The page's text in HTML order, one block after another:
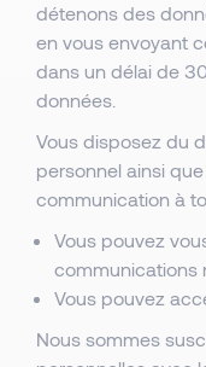
détenons des
en vous envoyant
dans un délai de
données.
Vous disposez du
personnel ainsi
communication à
Vous pouvez
communications
Vous pouvez
Nous sommes